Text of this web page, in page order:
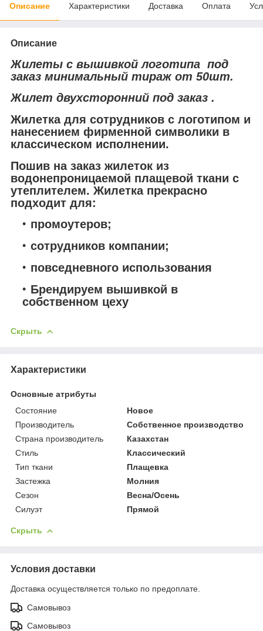
Описание Характеристики Доставка Оплата
Описание
Жилеты с вышивкой логотипа под
заказ минимальный тираж от 50шт.
Жилет двухсторонний под заказ .
Жилетка для сотрудников с логотипом и
нанесением фирменной символики в
классическом исполнении.
Пошив на заказ жилеток из
водонепроницаемой плащевой ткани с
утеплителем. Жилетка прекрасно
подходит для:
промоутеров;
сотрудников компании;
повседневного использования
Брендируем вышивкой в
собственном цеху
Скрыть
Характеристики
Основные атрибуты
Состояние
Новое
Производитель
Собственное производство
Страна производитель
Казахстан
Стиль
Классический
Тип ткани
Плащевка
Застежка
Молния
Сезон
Весна/Осень
Силуэт
Прямой
Скрыть
Условия доставки
Доставка осуществляется только по предоплате.
Самовывоз
Самовывоз